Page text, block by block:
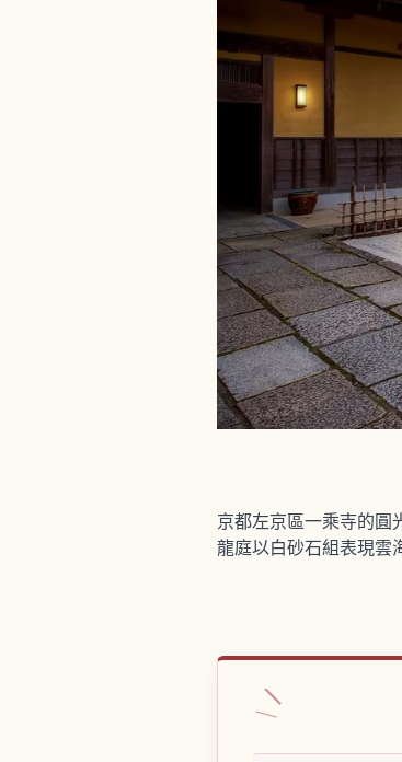
京都左京區一乘寺的圓
龍庭以白砂石組表現雲